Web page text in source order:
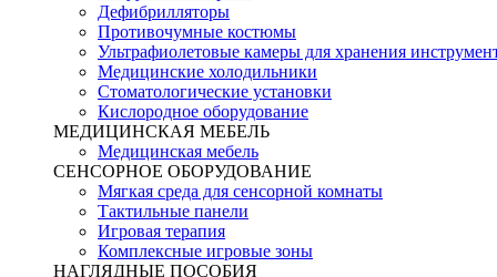
Дефибрилляторы
Противочумные костюмы
Ультрафиолетовые камеры для хранения
Медицинские холодильники
Стоматологические установки
Кислородное оборудование
МЕДИЦИНСКАЯ МЕБЕЛЬ
Медицинская мебель
СЕНСОРНОЕ ОБОРУДОВАНИЕ
Мягкая среда для сенсорной комнаты
Тактильные панели
Игровая терапия
Комплексные игровые зоны
НАГЛЯДНЫЕ ПОСОБИЯ